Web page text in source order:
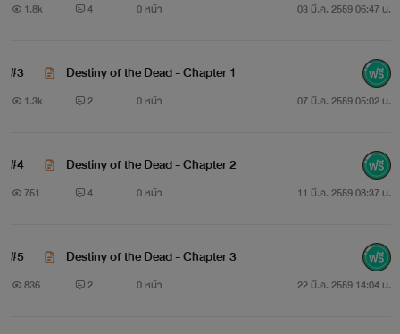
แต่ถ้าจับตาย
.....ก็ต้องมั่นใจว่า เหมือนกัน
1.8k 4 0 หน้า 03 มี.ค. 2559 06:47 น.
#3 Destiny of the Dead - Chapter 1
1.3k 2 0 หน้า 07 มี.ค. 2559 05:02 น.
#4 Destiny of the Dead - Chapter 2
751 4 0 หน้า 11 มี.ค. 2559 08:37 น.
#5 Destiny of the Dead - Chapter 3
836 2 0 หน้า 22 มี.ค. 2559 14:04 น.